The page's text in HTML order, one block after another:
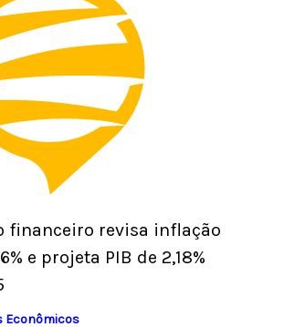
financeiro revisa inflação
e projeta PIB de 2,18%
Econômicos